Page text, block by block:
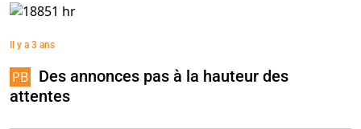
Il y a 3 ans
Des annonces pas à la hauteur des
attentes